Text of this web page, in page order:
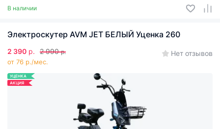
В наличии
Электроскутер AVM JET БЕЛЫЙ Уценка 260
2 390 р. 2 990 р.
от 76 р./мес.
Нет отзывов
УЦЕНКА
АКЦИЯ